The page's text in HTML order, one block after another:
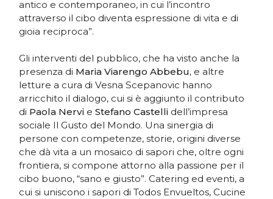
antico e contemporaneo, in cui l’incontro
attraverso il cibo diventa espressione di vita e di
gioia reciproca”.
Gli interventi del pubblico, che ha visto anche la
presenza di Maria Viarengo Abbebu, e altre
letture a cura di Vesna Scepanovic hanno
arricchito il dialogo, cui si è aggiunto il contributo
di Paola Nervi eStefano Castelli dell’impresa
sociale Il Gusto del Mondo. Una sinergia di
persone con competenze, storie, origini diverse
che dà vita a un mosaico di sapori che, oltre ogni
frontiera, si compone attorno alla passione per il
cibo buono, “sano e giusto”. Catering ed eventi, a
cui si uniscono i sapori di Todos Envueltos, Cucine